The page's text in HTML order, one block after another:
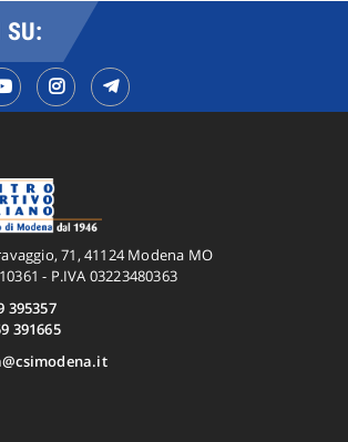
SU:
71, 41124 Modena MO
- P.IVA 03223480363
395357
391665